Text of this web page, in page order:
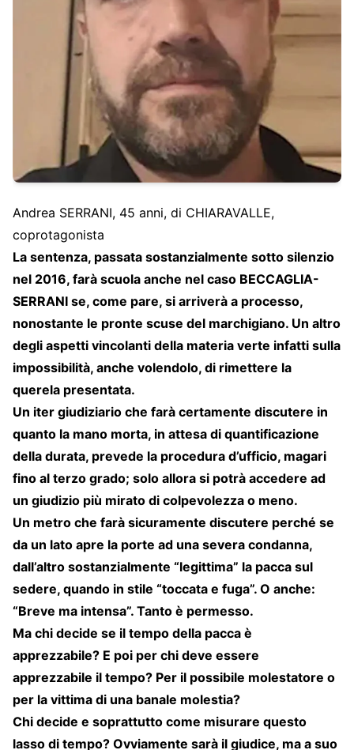
Andrea SERRANI, 45 anni, di CHIARAVALLE,
coprotagonista
La sentenza, passata sostanzialmente sotto silenzio
nel 2016, farà scuola anche nel caso BECCAGLIA-
SERRANI se, come pare, si arriverà a processo,
nonostante le pronte scuse del marchigiano. Un altro
degli aspetti vincolanti della materia verte infatti sulla
impossibilità, anche volendolo, di rimettere la
querela presentata.
Un iter giudiziario che farà certamente discutere in
quanto la mano morta, in attesa di quantificazione
della durata, prevede la procedura d’ufficio, magari
fino al terzo grado; solo allora si potrà accedere ad
un giudizio più mirato di colpevolezza o meno.
Un metro che farà sicuramente discutere perché se
da un lato apre la porte ad una severa condanna,
dall’altro sostanzialmente “legittima” la pacca sul
sedere, quando in stile “toccata e fuga”. O anche:
“Breve ma intensa”. Tanto è permesso.
Ma chi decide se il tempo della pacca è
apprezzabile? E poi per chi deve essere
apprezzabile il tempo? Per il possibile molestatore o
per la vittima di una banale molestia?
Chi decide e soprattutto come misurare questo
lasso di tempo? Ovviamente sarà il giudice, ma a suo